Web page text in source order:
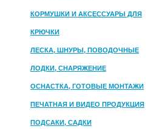
КОРМУШКИ И АКСЕССУАРЫ ДЛЯ
ПРИКОРМКИ
КРЮЧКИ
ЛЕСКА, ШНУРЫ, ПОВОДОЧНЫЕ
МАТЕРИАЛЫ
ЛОДКИ, СНАРЯЖЕНИЕ
ОСНАСТКА, ГОТОВЫЕ МОНТАЖИ
ПЕЧАТНАЯ И ВИДЕО ПРОДУКЦИЯ
ПОДСАКИ, САДКИ